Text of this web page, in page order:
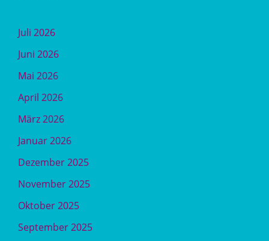
Juli 2026
Juni 2026
Mai 2026
April 2026
März 2026
Januar 2026
Dezember 2025
November 2025
Oktober 2025
September 2025